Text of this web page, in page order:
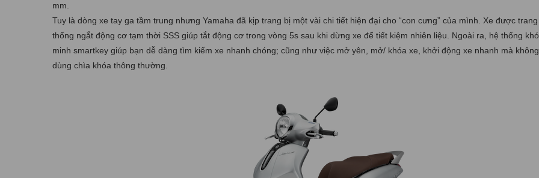
mm.
Tuy là dòng xe tay ga tầm trung nhưng Yamaha đã kịp trang bị một vài chi tiết hiện đại cho “con cưng” của mình. Xe được
thống ngắt động cơ tạm thời SSS giúp tắt động cơ trong vòng 5s sau khi dừng xe để tiết kiệm nhiên liệu. Ngoài ra, hệ thống
minh smartkey giúp bạn dễ dàng tìm kiếm xe nhanh chóng; cũng như việc mở yên, mở/ khóa xe, khởi động xe nhanh mà
dùng chìa khóa thông thường.